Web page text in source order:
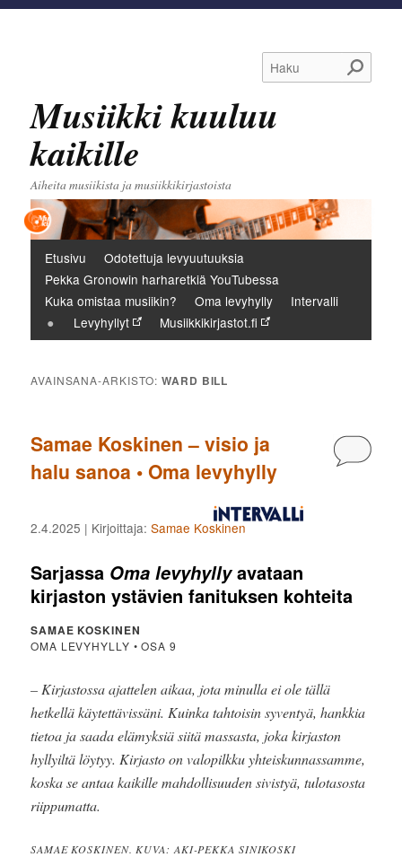
Haku
Musiikki kuuluu
kaikille
Aiheita musiikista ja musiikkikirjastoista
Päävalikko
Etusivu
Odotettuja levyuutuuksia
Pekka Gronowin harharetkiä YouTubessa
Kuka omistaa musiikin?
Oma levyhylly
Intervalli
Levyhyllyt
Musiikkikirjastot.fi
AVAINSANA-ARKISTO:WARD BILL
Samae Koskinen – visio ja
halu sanoa • Oma levyhylly
2.4.2025 | Kirjoittaja:Samae Koskinen
Sarjassa Oma levyhyllyavataan
kirjaston ystävien fanituksen kohteita
SAMAE KOSKINEN
OMA LEVYHYLLY • OSA 9
– Kirjastossa ajattelen aikaa, jota minulla ei ole tällä
hetkellä käytettävissäni. Kuinka tahtoisin syventyä, hankkia
tietoa ja saada elämyksiä siitä massasta, joka kirjaston
hyllyiltä löytyy. Kirjasto on valopilkku yhteiskunnassamme,
koska se antaa kaikille mahdollisuuden sivistyä, tulotasosta
riippumatta.
SAMAE KOSKINEN. KUVA: AKI-PEKKA SINIKOSKI